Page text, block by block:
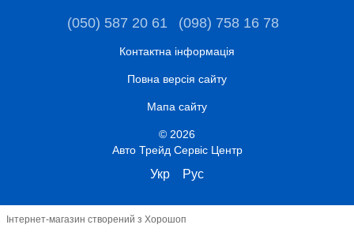
(050) 587 20 61 (098) 758 16 78
Контактна інформація
Повна версія сайту
Мапа сайту
© 2026
Авто Трейд Сервіс Центр
Укр Рус
Інтернет-магазин створений з Хорошоп